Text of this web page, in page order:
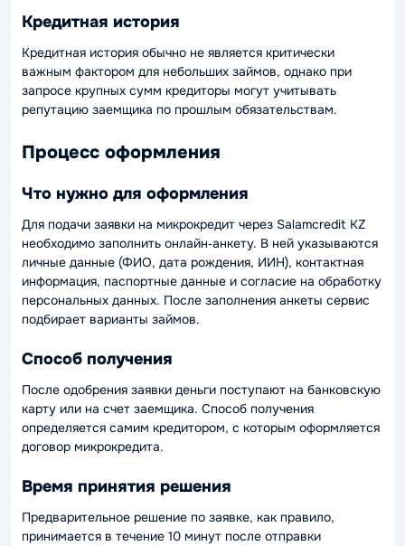
Кредитная история
Кредитная история обычно не является критически
важным фактором для небольших займов, однако при
запросе крупных сумм кредиторы могут учитывать
репутацию заемщика по прошлым обязательствам.
Процесс оформления
Что нужно для оформления
Для подачи заявки на микрокредит через Salamcredit KZ
необходимо заполнить онлайн‑анкету. В ней указываются
личные данные (ФИО, дата рождения, ИИН), контактная
информация, паспортные данные и согласие на обработку
персональных данных. После заполнения анкеты сервис
подбирает варианты займов.
Способ получения
После одобрения заявки деньги поступают на банковскую
карту или на счет заемщика. Способ получения
определяется самим кредитором, с которым оформляется
договор микрокредита.
Время принятия решения
Предварительное решение по заявке, как правило,
принимается в течение 10 минут после отправки